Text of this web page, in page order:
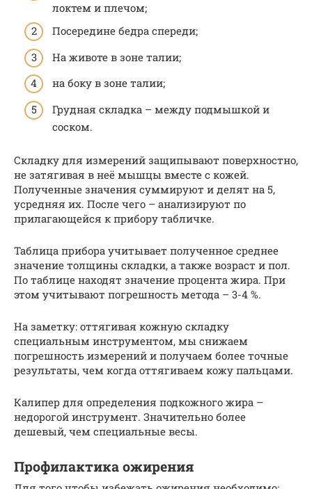
локтем и плечом;
Посередине бедра спереди;
На животе в зоне талии;
на боку в зоне талии;
Грудная складка – между подмышкой и
соском.
Складку для измерений защипывают поверхностно,
не затягивая в неё мышцы вместе с кожей.
Полученные значения суммируют и делят на 5,
усредняя их. После чего – анализируют по
прилагающейся к прибору табличке.
Таблица прибора учитывает полученное среднее
значение толщины складки, а также возраст и пол.
По таблице находят значение процента жира. При
этом учитывают погрешность метода – 3-4 %.
На заметку: оттягивая кожную складку
специальным инструментом, мы снижаем
погрешность измерений и получаем более точные
результаты, чем когда оттягиваем кожу пальцами.
Калипер для определения подкожного жира –
недорогой инструмент. Значительно более
дешевый, чем специальные весы.
Профилактика ожирения